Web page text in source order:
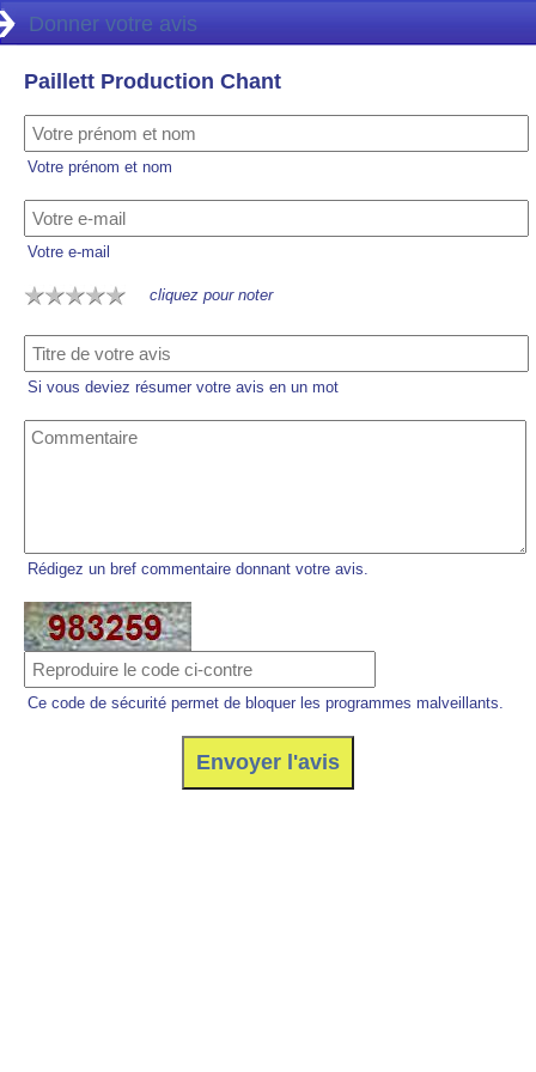
Donner votre avis
Paillett Production Chant
Votre prénom et nom
Votre e-mail
cliquez pour noter
Si vous deviez résumer votre avis en un mot
Rédigez un bref commentaire donnant votre avis.
Ce code de sécurité permet de bloquer les programmes malveillants.